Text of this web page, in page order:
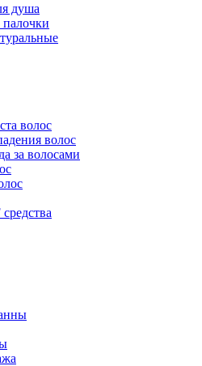
душа
волос
волос
за волосами